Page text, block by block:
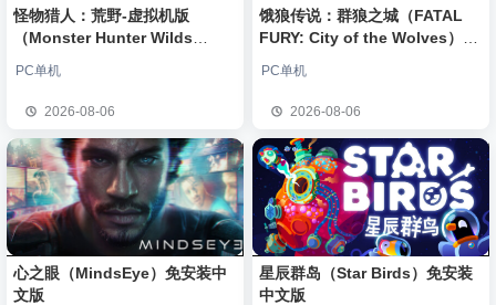
怪物猎人：荒野-虚拟机版
（Monster Hunter Wilds
PC单机
2026-08-06
饿狼传说：群狼之城（FATAL
FURY: City of the Wolves）免
PC单机
2026-08-06
心之眼（MindsEye）免安装中
文版
星辰群岛（Star Birds）免安装
中文版